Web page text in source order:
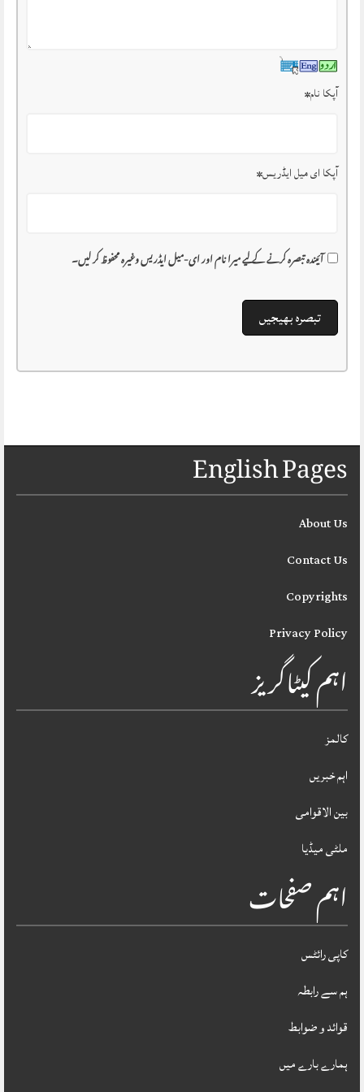
آپکا نام*
آپکا ای میل ایڈریس*
آئیندہ تبصرہ کرنے کے لیے میرا نام اور ای-میل ایڈریس وغیرہ محفوظ کر لیں۔
English Pages
About Us
Contact Us
Copyrights
Privacy Policy
اہم کیٹاگریز
کالمز
اہم خبریں
بین الاقوامی
ملٹی میڈیا
اہم صفحات
کاپی رائٹس
ہم سے رابطہ
قوائد و ضوابط
ہمارے بارے میں